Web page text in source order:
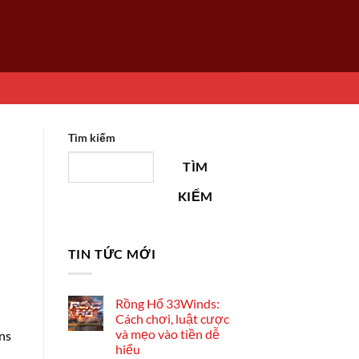
Tìm kiếm
TÌM
KIẾM
TIN TỨC MỚI
Rồng Hổ 33Winds:
Cách chơi, luật cược
và mẹo vào tiền dễ
hiểu